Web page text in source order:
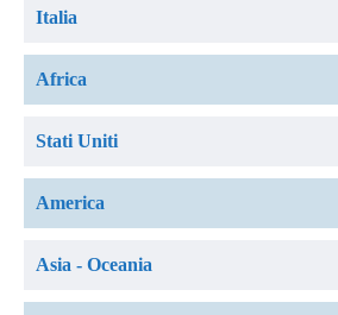
Italia
Africa
Stati Uniti
America
Asia - Oceania